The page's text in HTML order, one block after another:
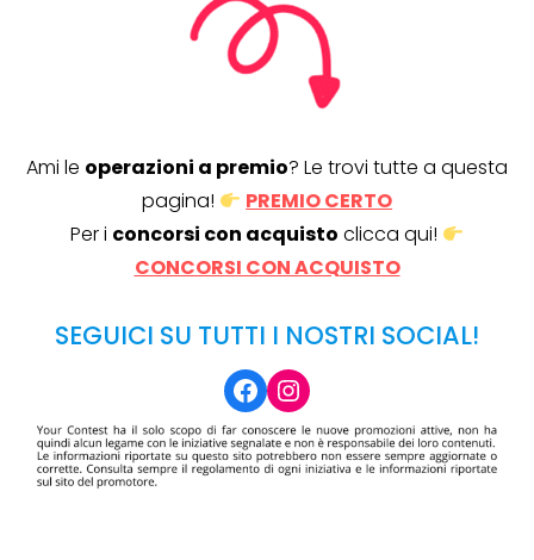
Ami le operazioni a premio? Le trovi tutte a questa
pagina!
PREMIO CERTO
Per i concorsi con acquisto clicca qui!
CONCORSI CON ACQUISTO
SEGUICI SU TUTTI I NOSTRI SOCIAL!
Facebook
Instagram